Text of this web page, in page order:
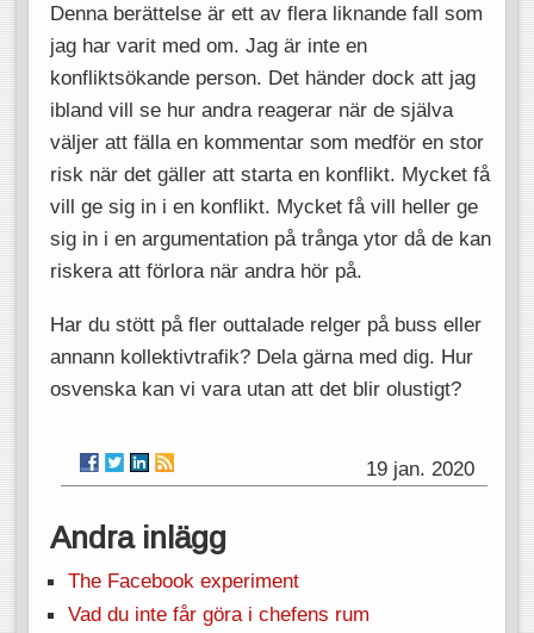
Denna berättelse är ett av flera liknande fall som
jag har varit med om. Jag är inte en
konfliktsökande person. Det händer dock att jag
ibland vill se hur andra reagerar när de själva
väljer att fälla en kommentar som medför en stor
risk när det gäller att starta en konflikt. Mycket få
vill ge sig in i en konflikt. Mycket få vill heller ge
sig in i en argumentation på trånga ytor då de kan
riskera att förlora när andra hör på.
Har du stött på fler outtalade relger på buss eller
annann kollektivtrafik? Dela gärna med dig. Hur
osvenska kan vi vara utan att det blir olustigt?
19 jan. 2020
Andra inlägg
The Facebook experiment
Vad du inte får göra i chefens rum